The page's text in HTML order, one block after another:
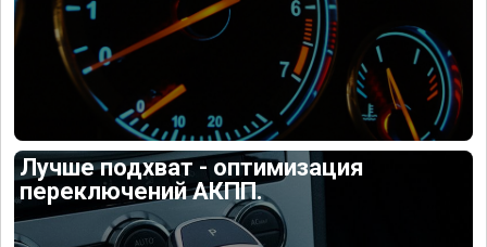
Лучше подхват - оптимизация
переключений АКПП.